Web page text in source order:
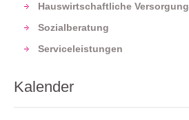
Hauswirtschaftliche Versorgung
Sozialberatung
Serviceleistungen
Kalender